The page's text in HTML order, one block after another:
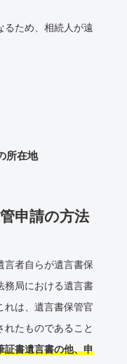
るため、相続人が遠
所在地
申請の方法
言者自らが遺言書保
務局における遺言書
れは、遺言書保管官
たものであること
証書遺言書の他、申